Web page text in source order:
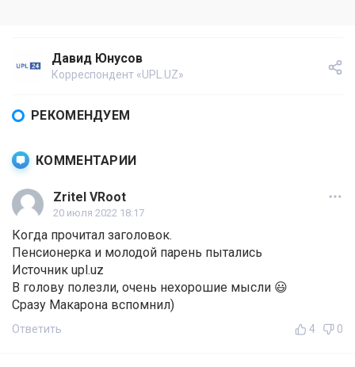
Давид Юнусов
Корреспондент «UPL.UZ»
РЕКОМЕНДУЕМ
КОММЕНТАРИИ
Zritel VRoot
20 июля 2022 18:17
Когда прочитал заголовок.
Пенсионерка и молодой парень пытались
Источник upl.uz
В голову полезли, очень нехорошие мысли 😃
Сразу Макарона вспомнил)
Ответить 4 0